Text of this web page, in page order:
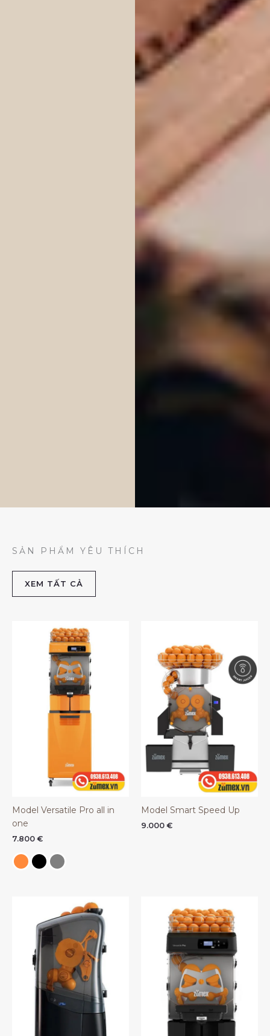
SẢN PHẨM YÊU THÍCH
XEM TẤT CẢ
Model Versatile Pro all in
one
7.800 €
Model Smart Speed Up
9.000 €